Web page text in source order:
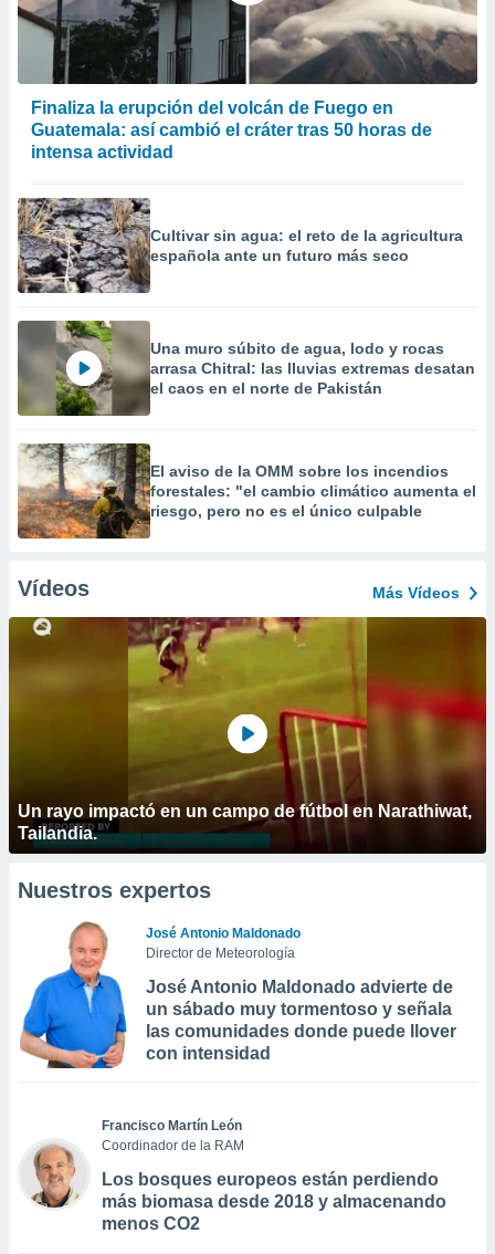
Finaliza la erupción del volcán de Fuego en
Guatemala: así cambió el cráter tras 50 horas de
intensa actividad
Cultivar sin agua: el reto de la agricultura
española ante un futuro más seco
Una muro súbito de agua, lodo y rocas
arrasa Chitral: las lluvias extremas desatan
el caos en el norte de Pakistán
El aviso de la OMM sobre los incendios
forestales: "el cambio climático aumenta el
riesgo, pero no es el único culpable
Vídeos Más Vídeos
Un rayo impactó en un campo de fútbol en Narathiwat,
Tailandia.
Nuestros expertos
José Antonio Maldonado
Director de Meteorología
José Antonio Maldonado advierte de
un sábado muy tormentoso y señala
las comunidades donde puede llover
con intensidad
Francisco Martín León
Coordinador de la RAM
Los bosques europeos están perdiendo
más biomasa desde 2018 y almacenando
menos CO2